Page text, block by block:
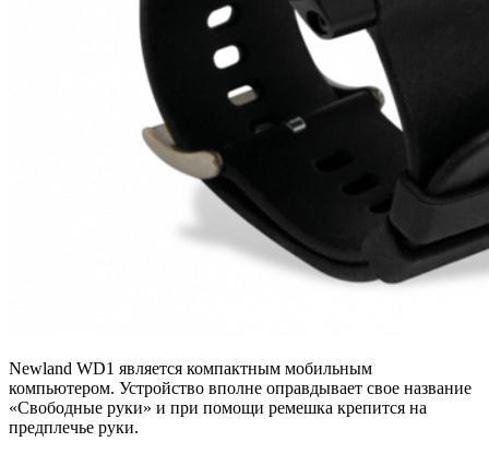
Newland WD1 является компактным мобильным
компьютером. Устройство вполне оправдывает свое название
«Свободные руки» и при помощи ремешка крепится на
предплечье руки.